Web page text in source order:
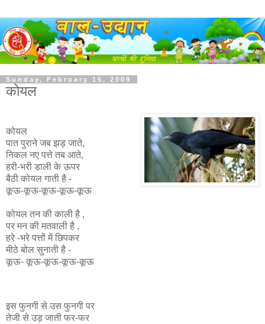
Sunday, February 15, 2009
कोयल
कोयल
पात पुराने जब झड़ जाते,
निकल नए पत्ते तब आते,
हरी-भरी डाली के ऊपर
बैठी कोयल गाती है -
कूऊ-कूऊ-कूऊ-कूऊ-कूऊ
कोयल तन की काली है ,
पर मन की मतवाली है ,
हरे -भरे पत्तों में छिपकर
मीठे बोल सुनाती है -
कूऊ- कूऊ-कूऊ-कूऊ-कूऊ
इस फुनगी से उस फुनगी पर
तेजी से उड़ जाती फर-फर